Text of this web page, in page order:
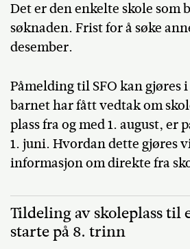
Det er den enkelte skole som
søknaden. Frist for å søke
desember.
Påmelding til SFO kan gjøres
barnet har fått vedtak om
plass fra og med 1. august, er
1. juni. Hvordan dette gjøres
informasjon om direkte fra
Tildeling av skoleplass til
starte på 8. trinn